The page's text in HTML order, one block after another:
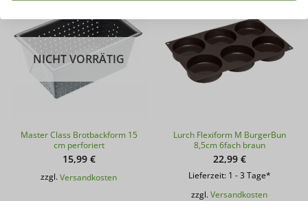
NICHT VORRÄTIG
Master Class Brotbackform 15
cm perforiert
15,99 €
zzgl.Versandkosten
Lurch Flexiform M BurgerBun
8,5cm 6fach braun
22,99 €
Lieferzeit: 1 - 3 Tage*
zzgl.Versandkosten